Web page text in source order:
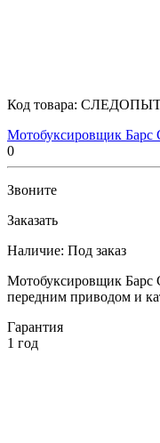
Код товара:
Мотобуксировщик Барс
0
Звоните
Заказать
Наличие: Под заказ
Мотобуксировщик Барс
передним приводом и
Гарантия
1 год